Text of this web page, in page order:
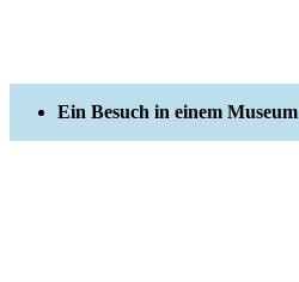
Ein Besuch in einem Museum